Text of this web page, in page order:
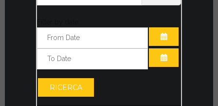
ABRIR EL
RICERCA